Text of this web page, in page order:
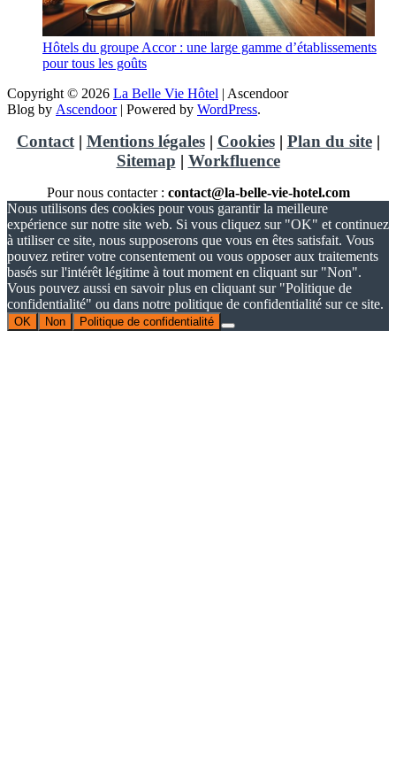
Hôtels du groupe Accor : une large gamme d’établissements
pour tous les goûts
Copyright © 2026 La Belle Vie Hôtel | Ascendoor
Blog by Ascendoor| Powered by WordPress.
Contact| Mentions légales| Cookies| Plan du site|
Sitemap | Workfluence
Pour nous contacter : contact@la-belle-vie-hotel.com
Nous utilisons des cookies pour vous garantir la meilleure
expérience sur notre site web. Si vous cliquez sur "OK" et continuez
à utiliser ce site, nous supposerons que vous en êtes satisfait. Vous
pouvez retirer votre consentement ou vous opposer aux traitements
basés sur l'intérêt légitime à tout moment en cliquant sur "Non".
Vous pouvez aussi en savoir plus en cliquant sur "Politique de
confidentialité" ou dans notre politique de confidentialité sur ce site.
OK Non Politique de confidentialité